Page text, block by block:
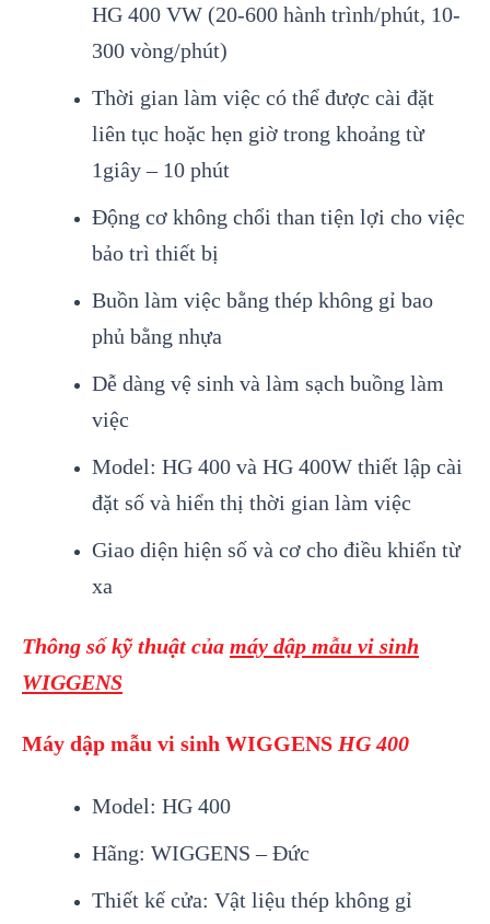
HG 400 VW (20-600 hành trình/phút, 10-
300 vòng/phút)
Thời gian làm việc có thể được cài đặt
liên tục hoặc hẹn giờ trong khoảng từ
1giây – 10 phút
Động cơ không chổi than tiện lợi cho việc
bảo trì thiết bị
Buồn làm việc bằng thép không gỉ bao
phủ bằng nhựa
Dễ dàng vệ sinh và làm sạch buồng làm
việc
Model: HG 400 và HG 400W thiết lập cài
đặt số và hiển thị thời gian làm việc
Giao diện hiện số và cơ cho điều khiển từ
xa
Thông số kỹ thuật của máy dập mẫu vi sinh
WIGGENS
Máy dập mẫu vi sinh WIGGENS HG 400
Model: HG 400
Hãng: WIGGENS – Đức
Thiết kế cửa: Vật liệu thép không gỉ